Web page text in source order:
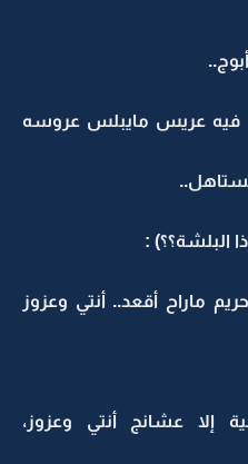
فيه عريس مايبلس عروسه
تستاهل..
البلشة؟؟) :
ماراح أقعد.. أنتي وعزوز
إلا عشانج أنتي وعزوز،